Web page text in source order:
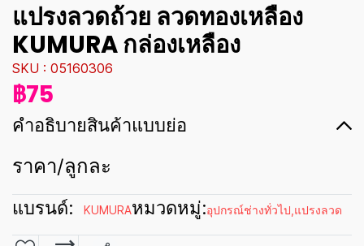
แปรงลวดถ้วย ลวดทองเหลือง
KUMURA กล่องเหลือง
SKU : 05160306
฿75
คำอธิบายสินค้าแบบย่อ
ราคา/ลูกละ
แบรนด์: KUMURAหมวดหมู่:อุปกรณ์ช่างทั่วไป แปรงลวด